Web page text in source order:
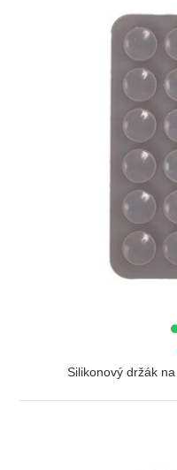
Silikonový držák